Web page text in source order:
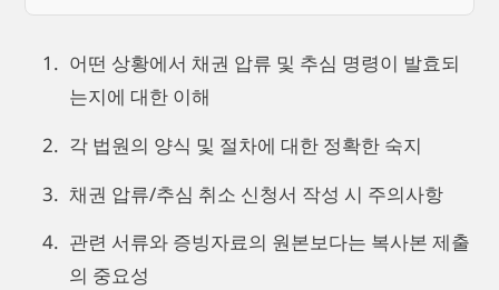
어떤 상황에서 채권 압류 및 추심 명령이 발효되
는지에 대한 이해
각 법원의 양식 및 절차에 대한 정확한 숙지
채권 압류/추심 취소 신청서 작성 시 주의사항
관련 서류와 증빙자료의 원본보다는 복사본 제출
의 중요성